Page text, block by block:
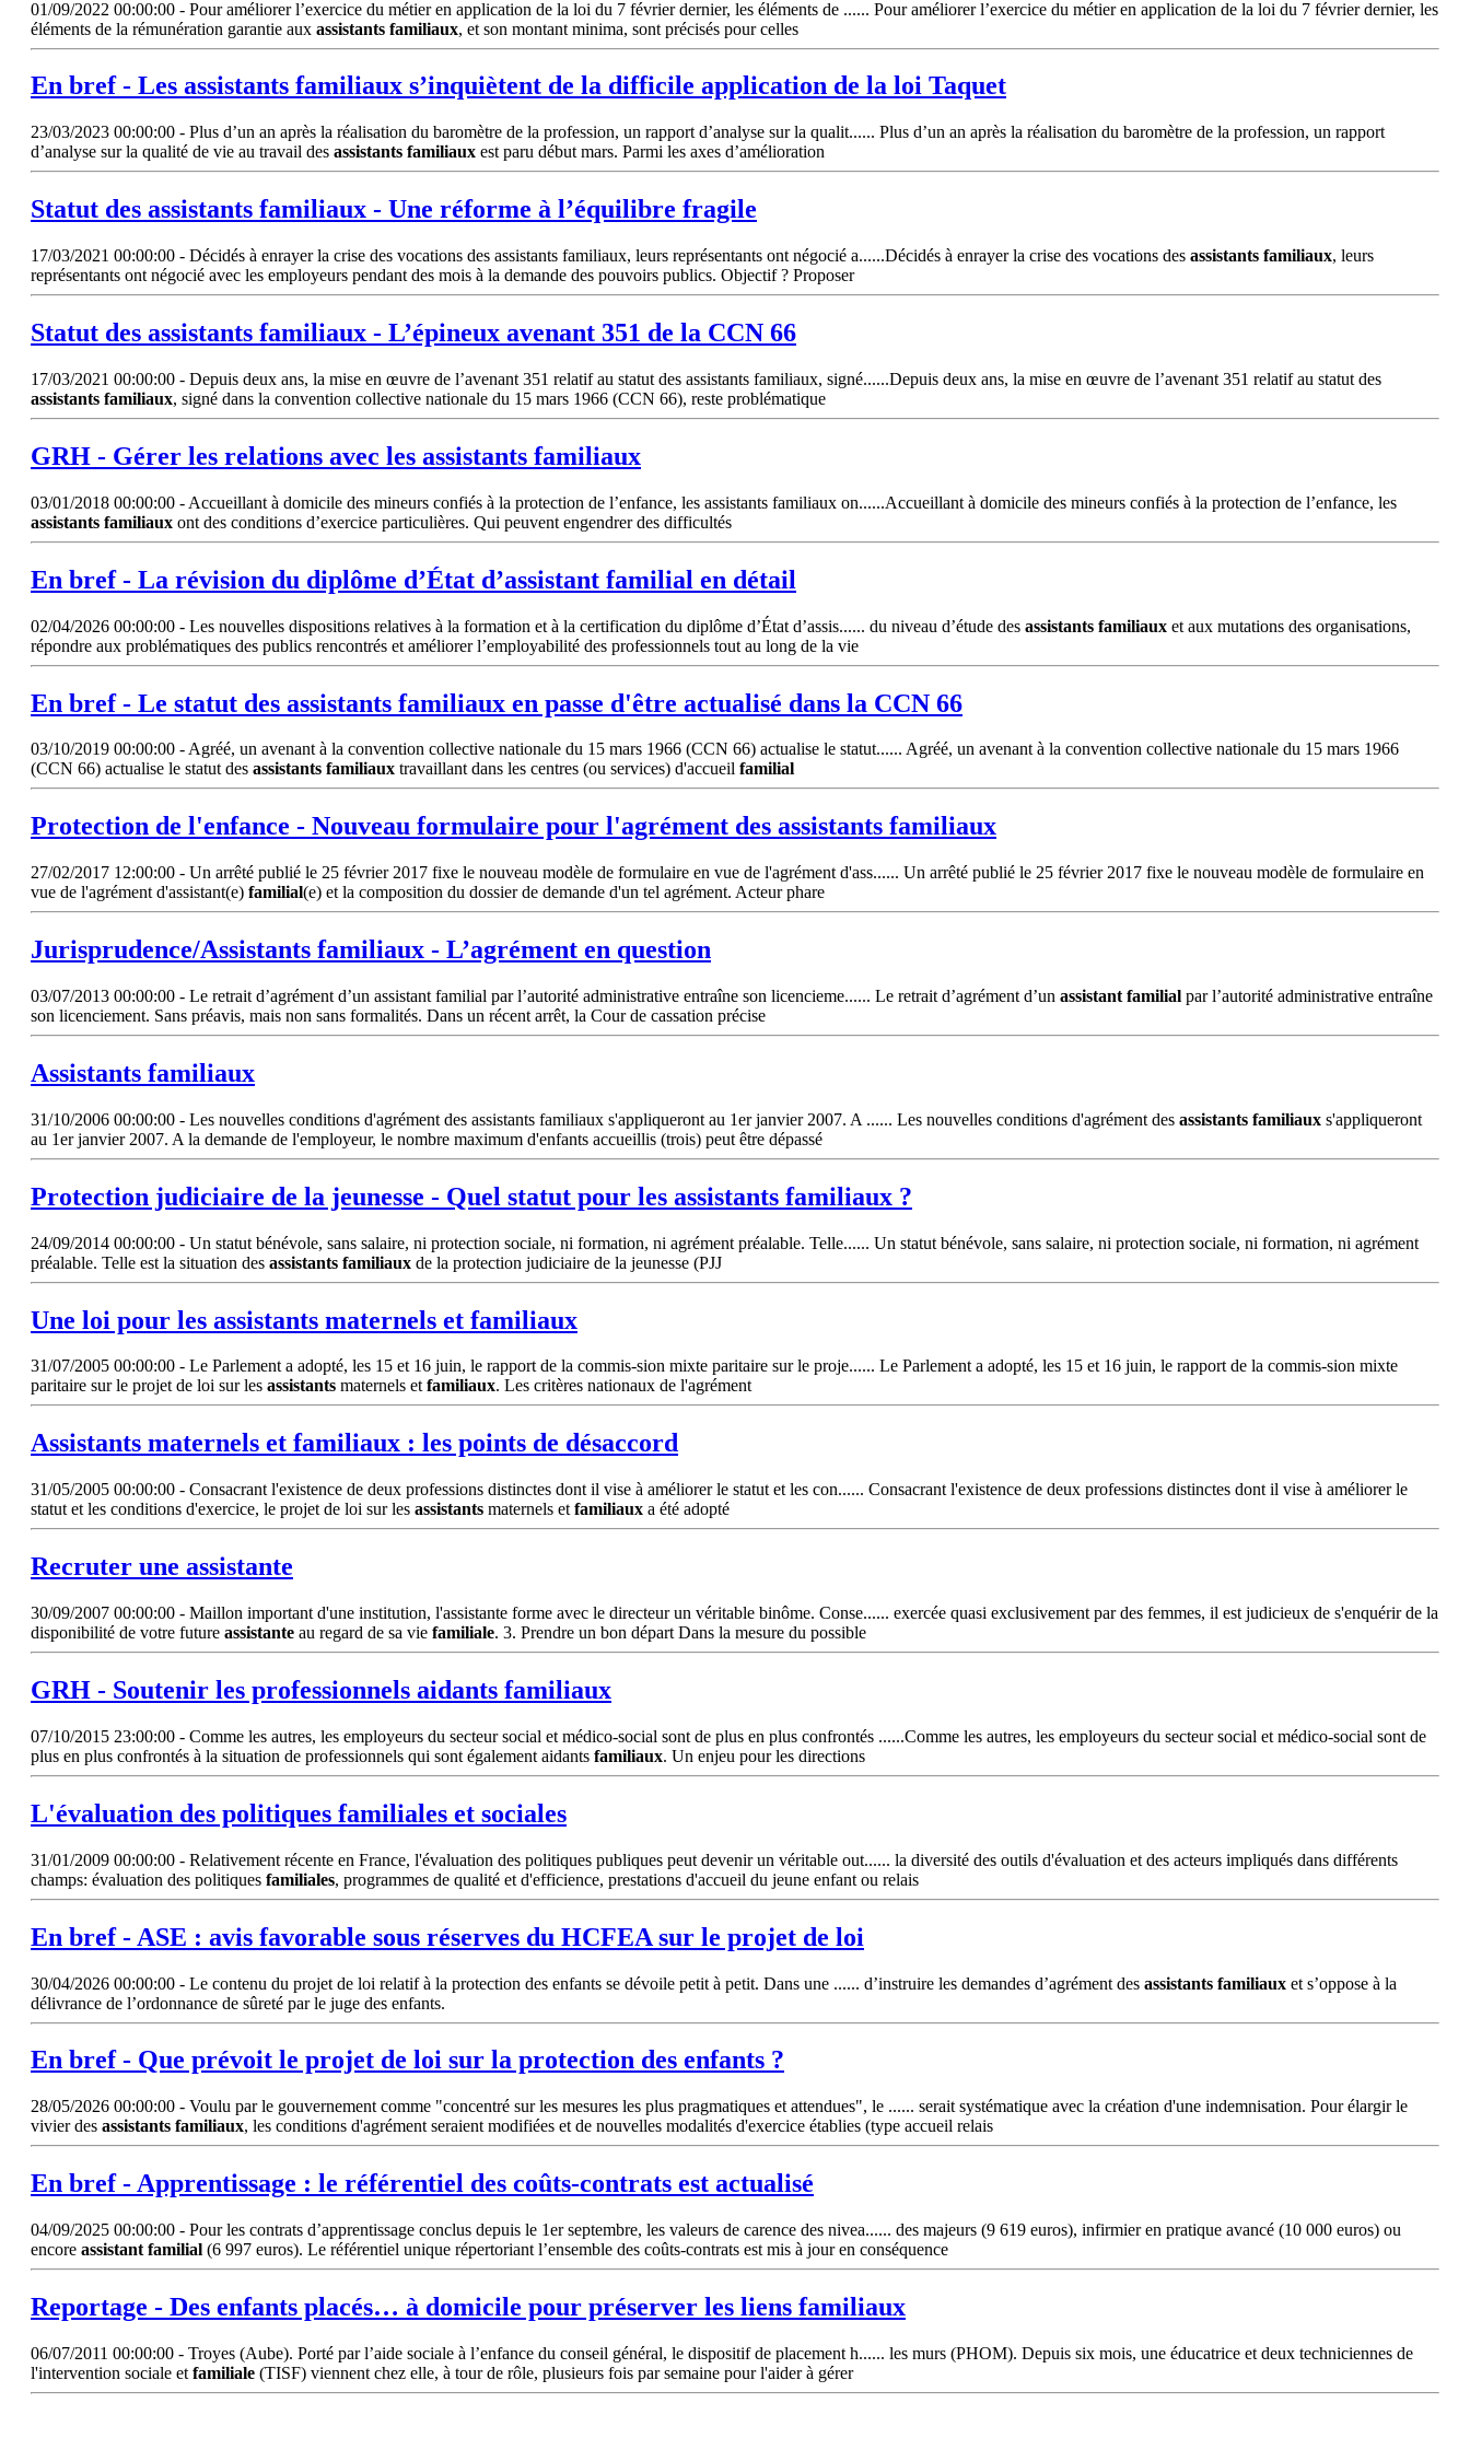
01/09/2022 00:00:00 - Pour améliorer l’exercice du métier en application de la loi du 7 février dernier, les éléments de ...... Pour améliorer l’exercice du métier en application de la loi du 7 février dernier, les
éléments de la rémunération garantie aux assistants familiaux, et son montant minima, sont précisés pour celles
En bref - Les assistants familiaux s’inquiètent de la difficile application de la loi Taquet
23/03/2023 00:00:00 - Plus d’un an après la réalisation du baromètre de la profession, un rapport d’analyse sur la qualit...... Plus d’un an après la réalisation du baromètre de la profession, un rapport
d’analyse sur la qualité de vie au travail des assistants familiaux est paru début mars. Parmi les axes d’amélioration
Statut des assistants familiaux - Une réforme à l’équilibre fragile
17/03/2021 00:00:00 - Décidés à enrayer la crise des vocations des assistants familiaux, leurs représentants ont négocié a......Décidés à enrayer la crise des vocations des assistants familiaux, leurs
représentants ont négocié avec les employeurs pendant des mois à la demande des pouvoirs publics. Objectif ? Proposer
Statut des assistants familiaux - L’épineux avenant 351 de la CCN 66
17/03/2021 00:00:00 - Depuis deux ans, la mise en œuvre de l’avenant 351 relatif au statut des assistants familiaux, signé......Depuis deux ans, la mise en œuvre de l’avenant 351 relatif au statut des
assistants familiaux, signé dans la convention collective nationale du 15 mars 1966 (CCN 66), reste problématique
GRH - Gérer les relations avec les assistants familiaux
03/01/2018 00:00:00 - Accueillant à domicile des mineurs confiés à la protection de l’enfance, les assistants familiaux on......Accueillant à domicile des mineurs confiés à la protection de l’enfance, les
assistants familiaux ont des conditions d’exercice particulières. Qui peuvent engendrer des difficultés
En bref - La révision du diplôme d’État d’assistant familial en détail
02/04/2026 00:00:00 - Les nouvelles dispositions relatives à la formation et à la certification du diplôme d’État d’assis...... du niveau d’étude des assistants familiaux et aux mutations des organisations,
répondre aux problématiques des publics rencontrés et améliorer l’employabilité des professionnels tout au long de la vie
En bref - Le statut des assistants familiaux en passe d'être actualisé dans la CCN 66
03/10/2019 00:00:00 - Agréé, un avenant à la convention collective nationale du 15 mars 1966 (CCN 66) actualise le statut...... Agréé, un avenant à la convention collective nationale du 15 mars 1966
(CCN 66) actualise le statut des assistants familiaux travaillant dans les centres (ou services) d'accueil familial
Protection de l'enfance - Nouveau formulaire pour l'agrément des assistants familiaux
27/02/2017 12:00:00 - Un arrêté publié le 25 février 2017 fixe le nouveau modèle de formulaire en vue de l'agrément d'ass...... Un arrêté publié le 25 février 2017 fixe le nouveau modèle de formulaire en
vue de l'agrément d'assistant(e) familial(e) et la composition du dossier de demande d'un tel agrément. Acteur phare
Jurisprudence/Assistants familiaux - L’agrément en question
03/07/2013 00:00:00 - Le retrait d’agrément d’un assistant familial par l’autorité administrative entraîne son licencieme...... Le retrait d’agrément d’un assistant familial par l’autorité administrative entraîne
son licenciement. Sans préavis, mais non sans formalités. Dans un récent arrêt, la Cour de cassation précise
Assistants familiaux
31/10/2006 00:00:00 - Les nouvelles conditions d'agrément des assistants familiaux s'appliqueront au 1er janvier 2007. A ...... Les nouvelles conditions d'agrément des assistants familiaux s'appliqueront
au 1er janvier 2007. A la demande de l'employeur, le nombre maximum d'enfants accueillis (trois) peut être dépassé
Protection judiciaire de la jeunesse - Quel statut pour les assistants familiaux ?
24/09/2014 00:00:00 - Un statut bénévole, sans salaire, ni protection sociale, ni formation, ni agrément préalable. Telle...... Un statut bénévole, sans salaire, ni protection sociale, ni formation, ni agrément
préalable. Telle est la situation des assistants familiaux de la protection judiciaire de la jeunesse (PJJ
Une loi pour les assistants maternels et familiaux
31/07/2005 00:00:00 - Le Parlement a adopté, les 15 et 16 juin, le rapport de la commis-sion mixte paritaire sur le proje...... Le Parlement a adopté, les 15 et 16 juin, le rapport de la commis-sion mixte
paritaire sur le projet de loi sur les assistants maternels etfamiliaux. Les critères nationaux de l'agrément
Assistants maternels et familiaux : les points de désaccord
31/05/2005 00:00:00 - Consacrant l'existence de deux professions distinctes dont il vise à améliorer le statut et les con...... Consacrant l'existence de deux professions distinctes dont il vise à améliorer le
statut et les conditions d'exercice, le projet de loi sur les assistants maternels et familiaux a été adopté
Recruter une assistante
30/09/2007 00:00:00 - Maillon important d'une institution, l'assistante forme avec le directeur un véritable binôme. Conse...... exercée quasi exclusivement par des femmes, il est judicieux de s'enquérir de la
disponibilité de votre future assistante au regard de sa vie familiale. 3. Prendre un bon départ Dans la mesure du possible
GRH - Soutenir les professionnels aidants familiaux
07/10/2015 23:00:00 - Comme les autres, les employeurs du secteur social et médico-social sont de plus en plus confrontés ......Comme les autres, les employeurs du secteur social et médico-social sont de
plus en plus confrontés à la situation de professionnels qui sont également aidants familiaux. Un enjeu pour les directions
L'évaluation des politiques familiales et sociales
31/01/2009 00:00:00 - Relativement récente en France, l'évaluation des politiques publiques peut devenir un véritable out...... la diversité des outils d'évaluation et des acteurs impliqués dans différents
champs: évaluation des politiques familiales, programmes de qualité et d'efficience, prestations d'accueil du jeune enfant ou relais
En bref - ASE : avis favorable sous réserves du HCFEA sur le projet de loi
30/04/2026 00:00:00 - Le contenu du projet de loi relatif à la protection des enfants se dévoile petit à petit. Dans une ...... d’instruire les demandes d’agrément des assistants familiaux et s’oppose à la
délivrance de l’ordonnance de sûreté par le juge des enfants.
En bref - Que prévoit le projet de loi sur la protection des enfants ?
28/05/2026 00:00:00 - Voulu par le gouvernement comme "concentré sur les mesures les plus pragmatiques et attendues", le ...... serait systématique avec la création d'une indemnisation. Pour élargir le
vivier des assistants familiaux, les conditions d'agrément seraient modifiées et de nouvelles modalités d'exercice établies (type accueil relais
En bref - Apprentissage : le référentiel des coûts-contrats est actualisé
04/09/2025 00:00:00 - Pour les contrats d’apprentissage conclus depuis le 1er septembre, les valeurs de carence des nivea...... des majeurs (9 619 euros), infirmier en pratique avancé (10 000 euros) ou
encore assistant familial (6 997 euros). Le référentiel unique répertoriant l’ensemble des coûts-contrats est mis à jour en conséquence
Reportage - Des enfants placés… à domicile pour préserver les liens familiaux
06/07/2011 00:00:00 - Troyes (Aube). Porté par l’aide sociale à l’enfance du conseil général, le dispositif de placement h...... les murs (PHOM). Depuis six mois, une éducatrice et deux techniciennes de
l'intervention sociale et familiale (TISF) viennent chez elle, à tour de rôle, plusieurs fois par semaine pour l'aider à gérer